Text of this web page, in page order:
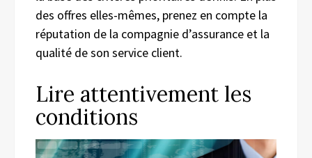
des offres elles-mêmes, prenez en compte la
réputation de la compagnie d’assurance et la
qualité de son service client.
Lire attentivement les
conditions